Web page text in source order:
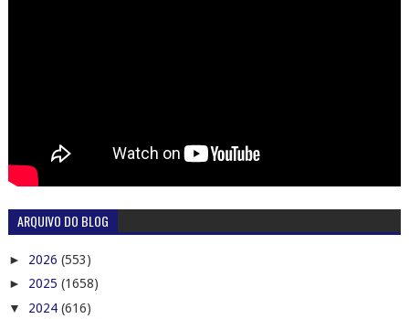
ARQUIVO DO BLOG
► 2026 (553)
► 2025 (1658)
▼ 2024 (616)